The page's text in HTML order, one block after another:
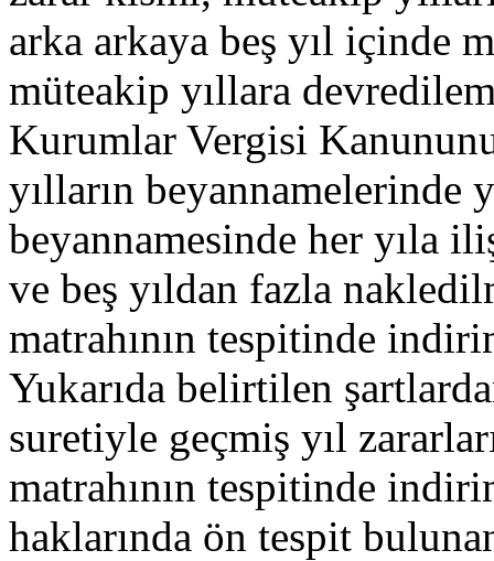
arka arkaya beş yıl içinde
müteakip yıllara
Kurumlar Vergisi
yılların beyannamelerinde
beyannamesinde her yıla
ve beş yıldan fazla
matrahının tespitinde
Yukarıda belirtilen
suretiyle geçmiş yıl
matrahının tespitinde
haklarında ön tespit